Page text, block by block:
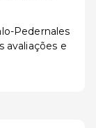
Pedernales
avaliações e